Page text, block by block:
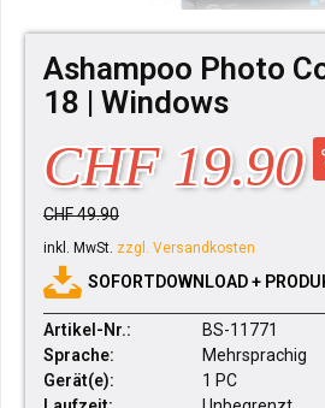
Ashampoo Photo
18 | Windows
CHF 19.90
CHF 49.90
inkl. MwSt. zzgl. Versandkosten
SOFORTDOWNLOAD +
Artikel-Nr.:
BS-11771
Sprache:
Mehrsprachig
Gerät(e):
1 PC